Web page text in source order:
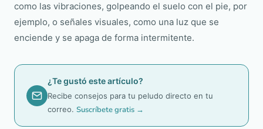
como las vibraciones, golpeando el suelo con el pie, por
ejemplo, o señales visuales, como una luz que se
enciende y se apaga de forma intermitente.
¿Te gustó este artículo?
Recibe consejos para tu peludo directo en tu
correo. Suscríbete gratis →